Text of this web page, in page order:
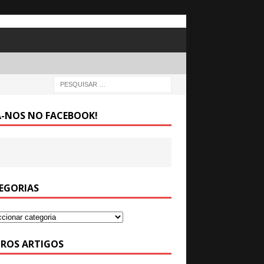
NOS NO FACEBOOK!
ARTIGOS